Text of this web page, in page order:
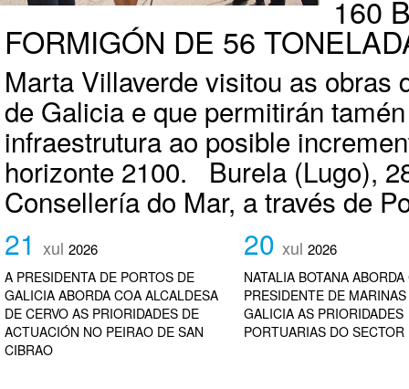
160
FORMIGÓN DE 56
Marta Villaverde visitou as obras
de Galicia e que permitirán
infraestrutura ao posible
horizonte 2100. Burela (Lugo),
Consellería do Mar, a través de
21 xul 2026
A PRESIDENTA DE PORTOS DE
GALICIA ABORDA COA ALCALDESA
DE CERVO AS PRIORIDADES DE
ACTUACIÓN NO PEIRAO DE SAN
CIBRAO
20 xul 2026
NATALIA BOTANA ABORDA
PRESIDENTE DE
GALICIA AS PRIORIDADES
PORTUARIAS DO